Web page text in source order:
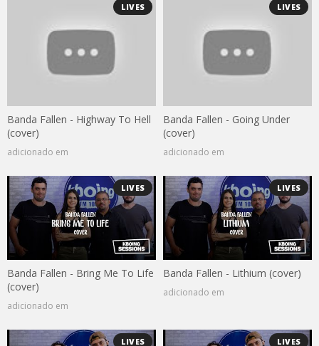
LIVES
Banda Fallen - Highway To Hell
(cover)
adicionado em
LIVES
Banda Fallen - Going Under
(cover)
adicionado em
LIVES
Banda Fallen - Bring Me To Life
(cover)
adicionado em
LIVES
Banda Fallen - Lithium (cover)
adicionado em
LIVES LIVES